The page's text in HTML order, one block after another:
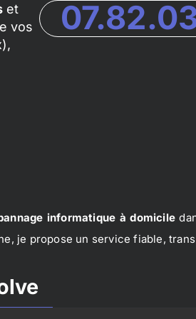
et
vos
informatique à domicile
je propose un service fiable,